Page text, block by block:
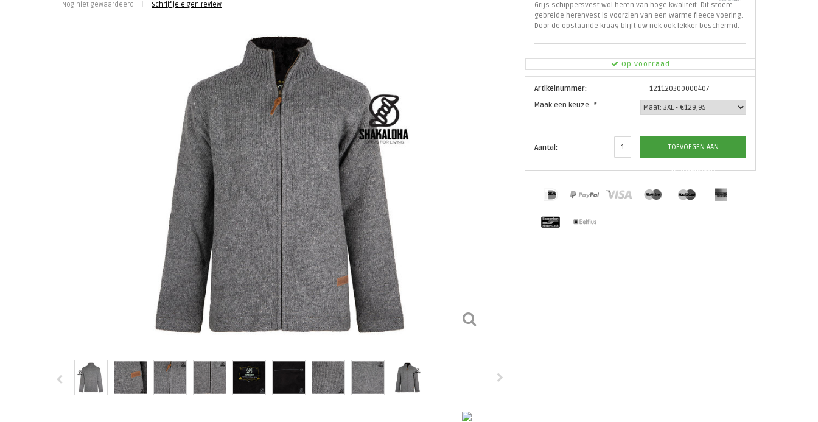
Nog niet gewaardeerd Schrijf je eigen review
Grijs schippersvest wol heren van hoge kwaliteit. Dit stoere
gebreide herenvest is voorzien van een warme fleece voering.
Door de opstaande kraag blijft uw nek ook lekker beschermd.
Op voorraad
Artikelnummer:
121120300000407
Maak een keuze: *
Aantal: TOEVOEGEN AAN
WINKELWAGEN